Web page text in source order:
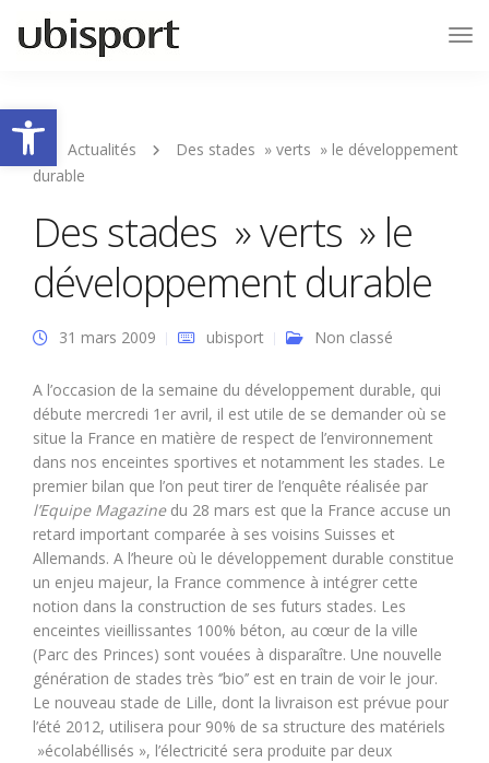
Ouvrir la barre d’outils
Actualités
Des stades » verts » le développement
durable
Des stades » verts » le
développement durable
31 mars 2009 ubisport Non classé
A l’occasion de la semaine du développement durable, qui
débute mercredi 1er avril, il est utile de se demander où se
situe la France en matière de respect de l’environnement
dans nos enceintes sportives et notamment les stades. Le
premier bilan que l’on peut tirer de l’enquête réalisée par
l’Equipe Magazinedu 28 mars est que la France accuse un
retard important comparée à ses voisins Suisses et
Allemands. A l’heure où le développement durable constitue
un enjeu majeur, la France commence à intégrer cette
notion dans la construction de ses futurs stades. Les
enceintes vieillissantes 100% béton, au cœur de la ville
(Parc des Princes) sont vouées à disparaître. Une nouvelle
génération de stades très ‘’bio’’ est en train de voir le jour.
Le nouveau stade de Lille, dont la livraison est prévue pour
l’été 2012, utilisera pour 90% de sa structure des matériels
»écolabéllisés », l’électricité sera produite par deux